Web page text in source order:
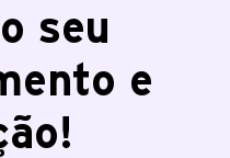
seu
e